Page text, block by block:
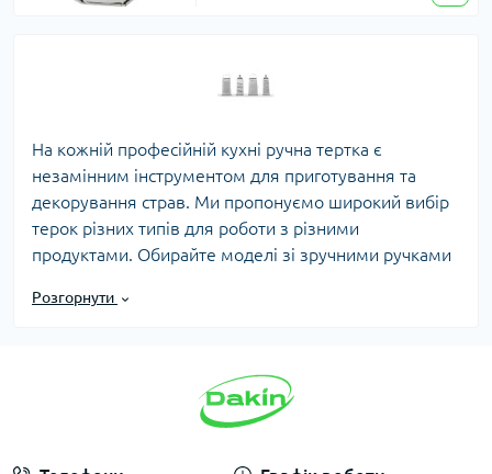
На кожній професійній кухні ручна тертка є
незамінним інструментом для приготування та
декорування страв. Ми пропонуємо широкий вибір
терок різних типів для роботи з різними
продуктами. Обирайте моделі зі зручними ручками
сирів, таких як пармезан або чеддер. Також у
випічки, десертів, основних страв і коктейлів.
Ви можете підібрати ручну тертку залежно від
Розгорнути